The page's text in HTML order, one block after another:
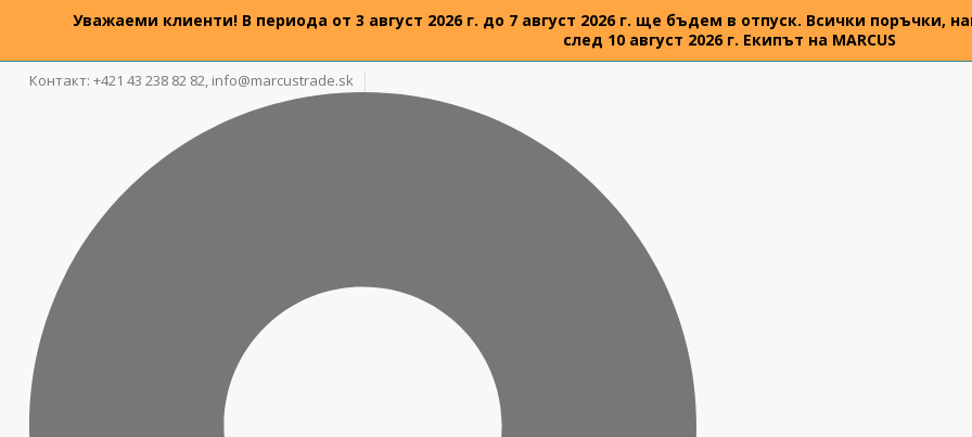
Уважаеми клиенти! В периода от 3 август 2026 г. до 7 август 2026 г. ще бъдем в отпуск. Всички поръчки,
след 10 август 2026 г. Екипът на MARCUS
Контакт: +421 43 238 82 82, info@marcustrade.sk